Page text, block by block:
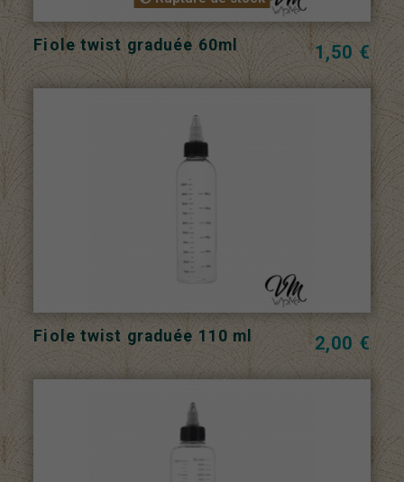
Fiole twist graduée 60ml 1,50 €
Fiole twist graduée 110 ml 2,00 €